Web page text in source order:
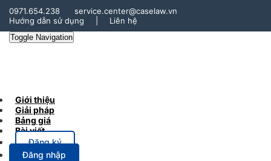
0971.654.238
service.center@caselaw.vn
Hướng dẫn sử dụng
Liên hệ
Toggle Navigation
Giới thiệu
Giải pháp
Bảng giá
Bài viết
Đăng ký
Đăng nhập